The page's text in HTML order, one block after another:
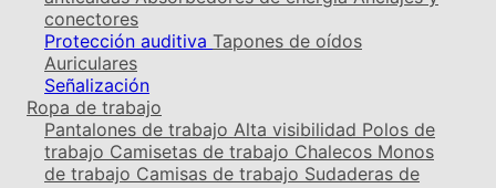
conectores
Protección auditiva Tapones de oídos
Auriculares
Señalización
Ropa de trabajo
Pantalones de trabajo Alta visibilidad Polos de
trabajo Camisetas de trabajo Chalecos Monos
de trabajo Camisas de trabajo Sudaderas de